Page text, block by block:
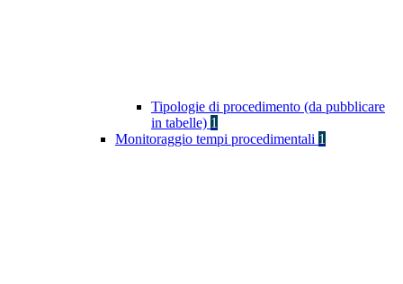
Tipologie di procedimento (da pubblicare
in tabelle) 1
Monitoraggio tempi procedimentali 1